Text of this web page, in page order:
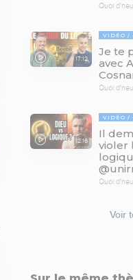
Quoi
17:12
VIDÉO
Je te
avec
Quoi
12:16
VIDÉO
Il
violer
Quoi
Voir